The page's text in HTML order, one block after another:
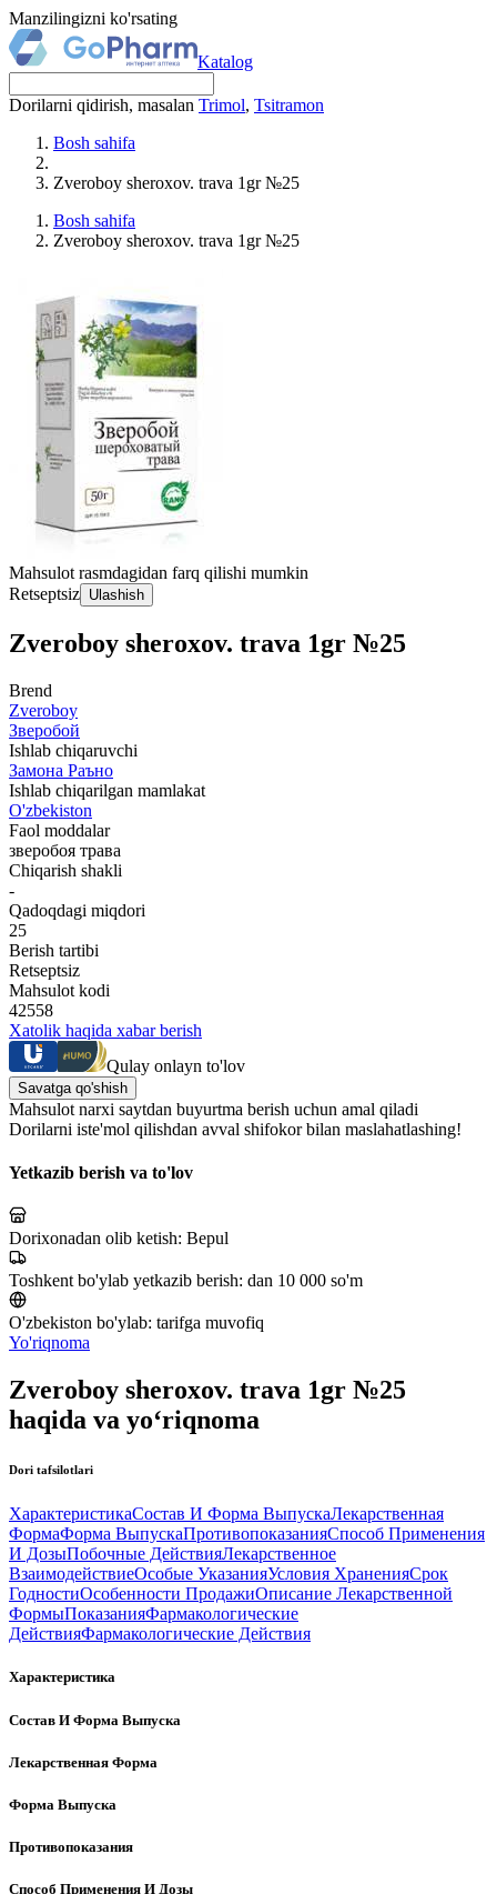
Manzilingizni ko'rsating
Katalog
Dorilarni qidirish, masalan Trimol, Tsitramon
Bosh sahifa
Zveroboy sheroxov. trava 1gr №25
Bosh sahifa
Zveroboy sheroxov. trava 1gr №25
Mahsulot rasmdagidan farq qilishi mumkin
Retseptsiz Ulashish
Zveroboy sheroxov. trava 1gr №25
Brend
Zveroboy
Зверобой
Ishlab chiqaruvchi
Замона Раъно
Ishlab chiqarilgan mamlakat
O'zbekiston
Faol moddalar
зверобоя трава
Chiqarish shakli
-
Qadoqdagi miqdori
25
Berish tartibi
Retseptsiz
Mahsulot kodi
42558
Xatolik haqida xabar berish
Qulay onlayn to'lov
Savatga qo'shish
Mahsulot narxi saytdan buyurtma berish uchun amal qiladi
Dorilarni iste'mol qilishdan avval shifokor bilan maslahatlashing!
Yetkazib berish va to'lov
Dorixonadan olib ketish: Bepul
Toshkent bo'ylab yetkazib berish: dan 10 000 so'm
O'zbekiston bo'ylab: tarifga muvofiq
Yo'riqnoma
Zveroboy sheroxov. trava 1gr №25
haqida va yo‘riqnoma
Dori tafsilotlari
ХарактеристикаСостав И Форма ВыпускаЛекарственная
ФормаФорма ВыпускаПротивопоказанияСпособ Применения
И ДозыПобочные ДействияЛекарственное
ВзаимодействиеОсобые УказанияУсловия ХраненияСрок
ГодностиОсобенности ПродажиОписание Лекарственной
ФормыПоказанияФармакологические
ДействияФармакологические Действия
Характеристика
Состав И Форма Выпуска
Лекарственная Форма
Форма Выпуска
Противопоказания
Способ Применения И Дозы